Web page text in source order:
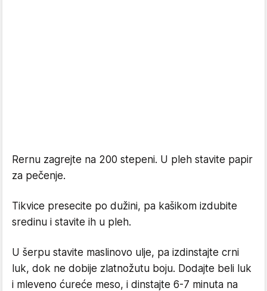
Rernu zagrejte na 200 stepeni. U pleh stavite papir
za pečenje.
Tikvice presecite po dužini, pa kašikom izdubite
sredinu i stavite ih u pleh.
U šerpu stavite maslinovo ulje, pa izdinstajte crni
luk, dok ne dobije zlatnožutu boju. Dodajte beli luk
i mleveno ćureće meso, i dinstajte 6-7 minuta na